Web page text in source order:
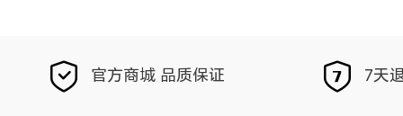
官方商城 品质保证 7天